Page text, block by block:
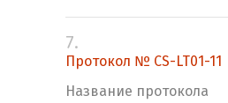
7.
Протокол № CS-LT01-11
Название протокола